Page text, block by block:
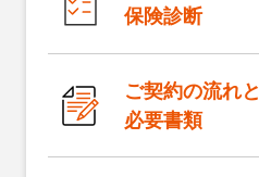
保険診断
ご契約の流れと
必要書類